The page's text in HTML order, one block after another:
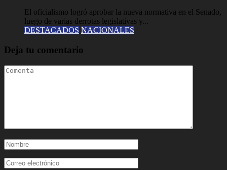
El oficialismo logró aprobar la nueva normativa en el Senado,
luego de varias derrotas legislativas y...
DESTACADOS NACIONALES
Deja tu comentario